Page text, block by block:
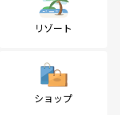
リゾート
ショップ